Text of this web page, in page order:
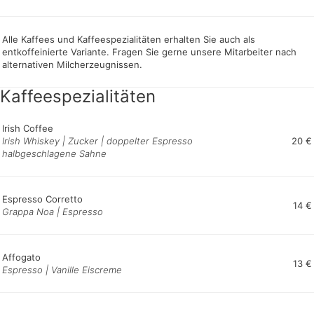
Alle Kaffees und Kaffeespezialitäten erhalten Sie auch als
entkoffeinierte Variante. Fragen Sie gerne unsere Mitarbeiter nach
alternativen Milcherzeugnissen.
Kaffeespezialitäten
Irish Coffee
Irish Whiskey | Zucker | doppelter Espresso
halbgeschlagene Sahne
20 €
Espresso Corretto
Grappa Noa | Espresso
14 €
Affogato
Espresso | Vanille Eiscreme
13 €